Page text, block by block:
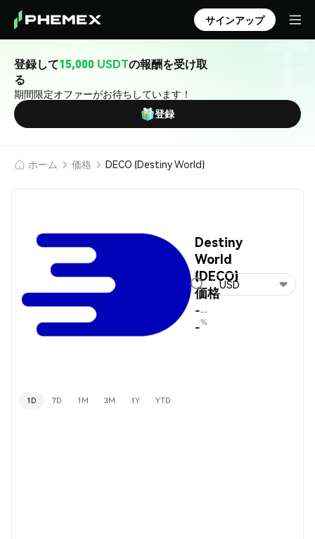
サインアップ
登録して15,000 USDTの報酬を受け取
る
期間限定オファーがお待ちしています！
登録
ホーム 価格 DECO (Destiny World)
Destiny
World
(DECO)
価格
-
-
--
%
USD
1D 7D 1M 3M 1Y YTD